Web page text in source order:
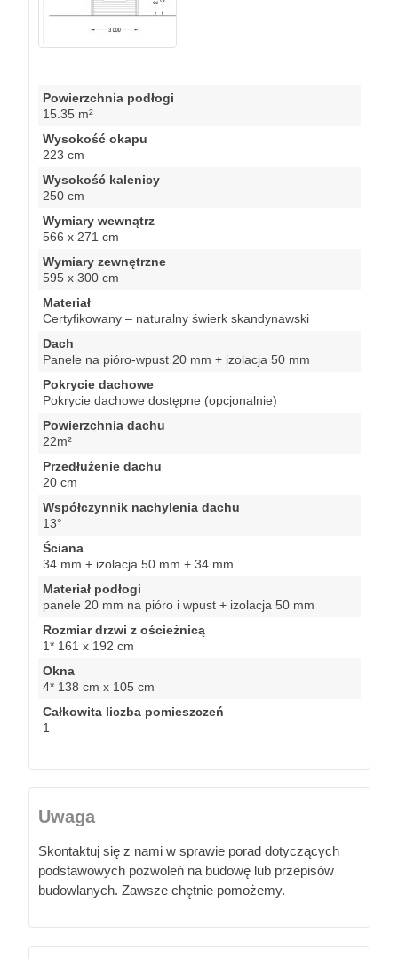
Powierzchnia podłogi
15.35 m²
Wysokość okapu
223 cm
Wysokość kalenicy
250 cm
Wymiary wewnątrz
566 x 271 cm
Wymiary zewnętrzne
595 x 300 cm
Materiał
Certyfikowany – naturalny świerk skandynawski
Dach
Panele na pióro-wpust 20 mm + izolacja 50 mm
Pokrycie dachowe
Pokrycie dachowe dostępne (opcjonalnie)
Powierzchnia dachu
22m²
Przedłużenie dachu
20 cm
Współczynnik nachylenia dachu
13°
Ściana
34 mm + izolacja 50 mm + 34 mm
Materiał podłogi
panele 20 mm na pióro i wpust + izolacja 50 mm
Rozmiar drzwi z ościeżnicą
1* 161 x 192 cm
Okna
4* 138 cm x 105 cm
Całkowita liczba pomieszczeń
1
Uwaga
Skontaktuj się z nami w sprawie porad dotyczących
podstawowych pozwoleń na budowę lub przepisów
budowlanych. Zawsze chętnie pomożemy.